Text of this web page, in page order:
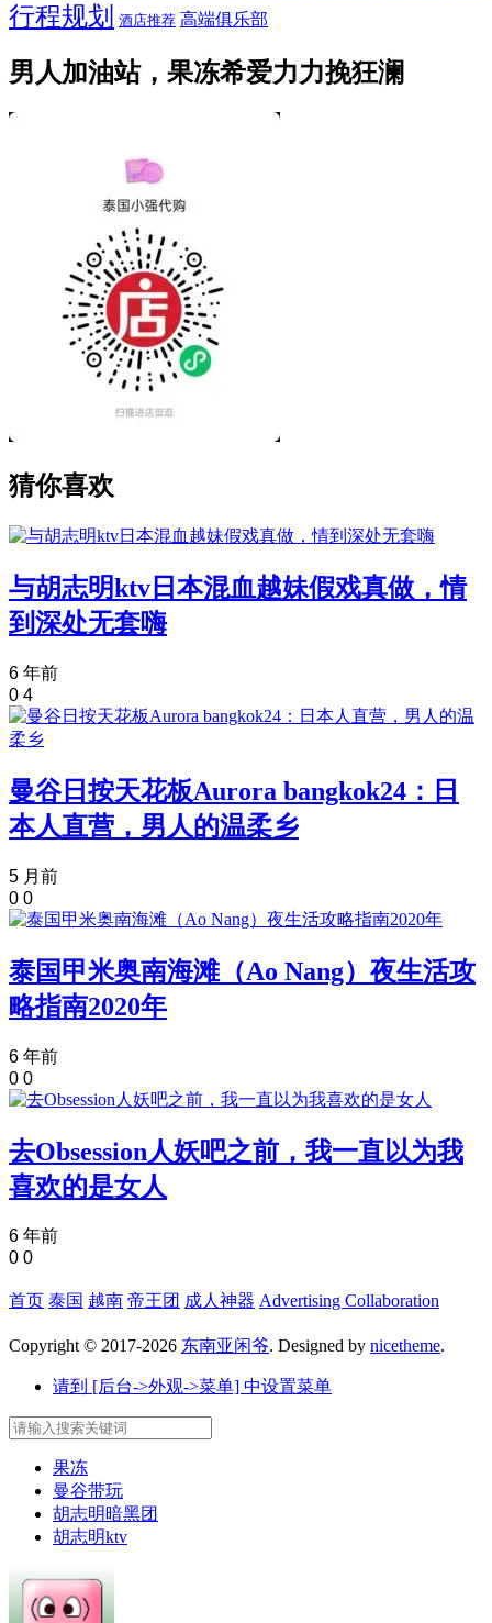
行程规划 酒店推荐 高端俱乐部
男人加油站，果冻希爱力力挽狂澜
猜你喜欢
与胡志明ktv日本混血越妹假戏真做，情
到深处无套嗨
6 年前
0 4
曼谷日按天花板Aurora bangkok24：日
本人直营，男人的温柔乡
5 月前
0 0
泰国甲米奥南海滩（Ao Nang）夜生活攻
略指南2020年
6 年前
0 0
去Obsession人妖吧之前，我一直以为我
喜欢的是女人
6 年前
0 0
首页 泰国 越南 帝王团 成人神器 Advertising Collaboration
Copyright © 2017-2026 东南亚闲爷. Designed by nicetheme.
请到 [后台->外观->菜单] 中设置菜单
果冻
曼谷带玩
胡志明暗黑团
胡志明ktv